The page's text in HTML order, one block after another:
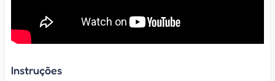
Instruções